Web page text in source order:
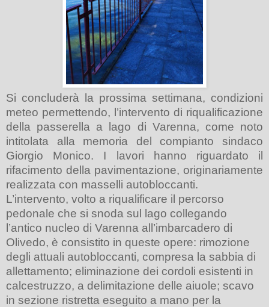
Si concluderà la prossima settimana, condizioni
meteo permettendo, l’intervento di riqualificazione
della passerella a lago di Varenna, come noto
intitolata alla memoria del compianto sindaco
Giorgio Monico. I lavori hanno riguardato il
rifacimento della pavimentazione, originariamente
realizzata con masselli autobloccanti.
L’intervento, volto a riqualificare il percorso
pedonale che si snoda sul lago collegando
l’antico nucleo di Varenna all’imbarcadero di
Olivedo, è consistito in queste opere: rimozione
degli attuali autobloccanti, compresa la sabbia di
allettamento; eliminazione dei cordoli esistenti in
calcestruzzo, a delimitazione delle aiuole; scavo
in sezione ristretta eseguito a mano per la